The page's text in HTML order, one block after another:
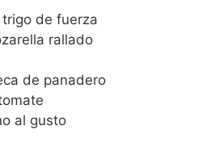
de fuerza
rallado
de panadero
al gusto